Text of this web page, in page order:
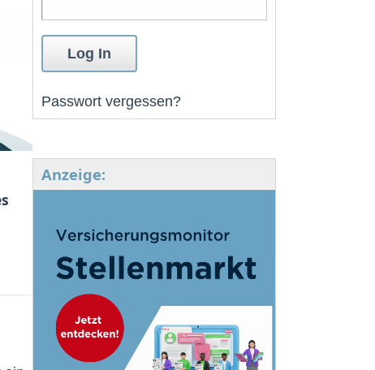
Passwort vergessen?
Anzeige: